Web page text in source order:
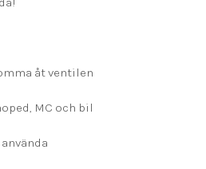
åt ventilen
MC och bil